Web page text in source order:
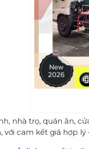
nhà trọ, quán ăn,
với cam kết giá hợp